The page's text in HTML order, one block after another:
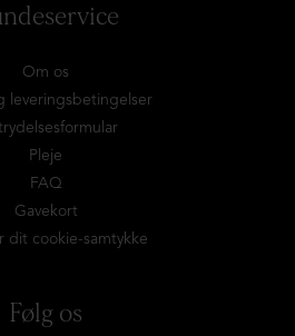
Om os
leveringsbetingelser
Pleje
FAQ
Gavekort
dit cookie-samtykke
Følg os